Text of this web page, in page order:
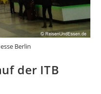
Berlin
der ITB